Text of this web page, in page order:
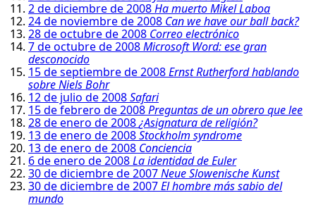
2 de diciembre de 2008Ha muerto Mikel Laboa
24 de noviembre de 2008 Can we have our ball back?
28 de octubre de 2008 Correo electrónico
7 de octubre de 2008Microsoft Word: ese gran
desconocido
15 de septiembre de 2008Ernst Rutherford hablando
sobre Niels Bohr
12 de julio de 2008Safari
15 de febrero de 2008Preguntas de un obrero que lee
28 de enero de 2008¿Asignatura de religión?
13 de enero de 2008Stockholm syndrome
13 de enero de 2008 Conciencia
6 de enero de 2008La identidad de Euler
30 de diciembre de 2007Neue Slowenische Kunst
30 de diciembre de 2007El hombre más sabio del
mundo